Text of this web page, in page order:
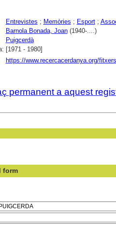
Entrevistes ; Memòries ; Esport;
Barnola Bonada, Joan(1940-....)
Puigcerdà
[1971 - 1980]
https://www.recercacerdanya.org/
permanent a aquest
form